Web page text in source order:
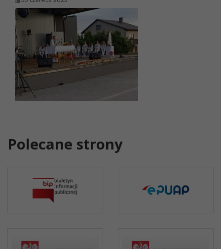
Polecane strony